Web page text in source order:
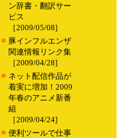
ン辞書・翻訳サー
ビス
［2009/05/08]
■ 豚インフルエンザ
関連情報リンク集
［2009/04/28]
■ ネット配信作品が
着実に増加！2009
年春のアニメ新番
組
［2009/04/24]
■ 便利ツールで仕事